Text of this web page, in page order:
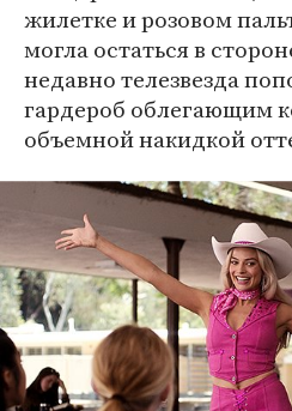
жилетке и розовом
могла остаться в
недавно телезвезда
гардероб облегающим
объемной накидкой